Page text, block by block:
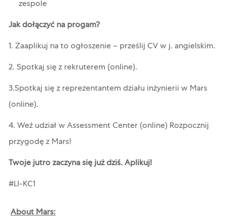
zespole
Jak dołączyć na progam?
1. Zaaplikuj na to ogłoszenie – prześlij CV w j. angielskim.
2. Spotkaj się z rekruterem (online).
3.Spotkaj się z reprezentantem działu inżynierii w Mars
(online).
4. Weź udział w Assessment Center (online) Rozpocznij
przygodę z Mars!
Twoje jutro zaczyna się już dziś. Aplikuj!
#LI-KC1
About Mars: